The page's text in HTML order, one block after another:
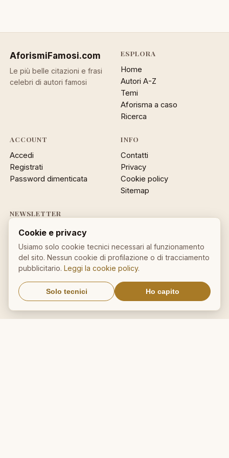
AforismiFamosi.com
Le più belle citazioni e frasi
celebri di autori famosi
ESPLORA
Home
Autori A-Z
Temi
Aforisma a caso
Ricerca
ACCOUNT
Accedi
Registrati
Password dimenticata
INFO
Contatti
Privacy
Cookie policy
Sitemap
NEWSLETTER
Un aforisma nella tua email
OK
Nessuno spam. Cancellati con
IL NOSTRO NETWORK
Cookie e privacy
Usiamo solo cookie tecnici necessari al funzionamento
del sito. Nessun cookie di profilazione o di tracciamento
pubblicitario.Leggi la cookie policy.
Solo tecnici Ho capito